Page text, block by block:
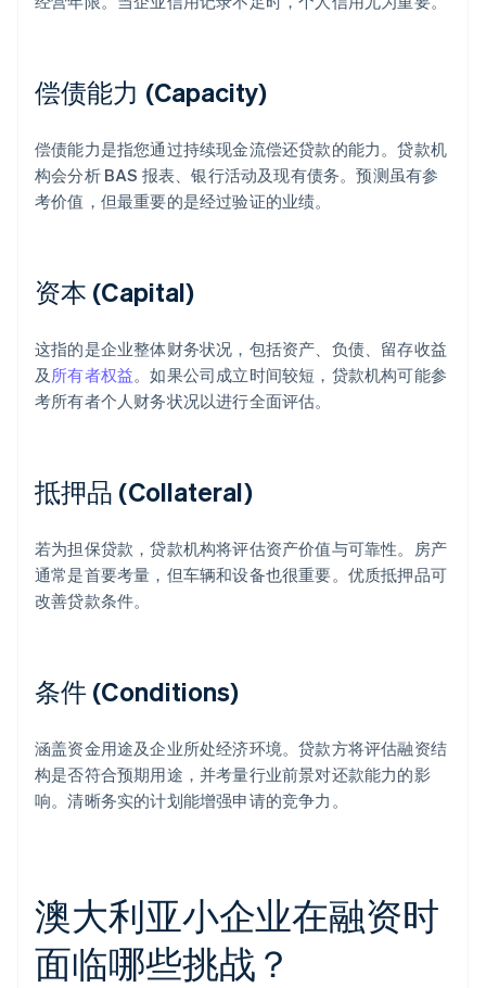
偿债能力 (Capacity)
偿债能力是指您通过持续现金流偿还贷款的能力。贷款机
构会分析 BAS 报表、银行活动及现有债务。预测虽有参
考价值，但最重要的是经过验证的业绩。
资本 (Capital)
这指的是企业整体财务状况，包括资产、负债、留存收益
及 所有者权益。如果公司成立时间较短，贷款机构可能参
考所有者个人财务状况以进行全面评估。
抵押品 (Collateral)
若为担保贷款，贷款机构将评估资产价值与可靠性。房产
通常是首要考量，但车辆和设备也很重要。优质抵押品可
改善贷款条件。
条件 (Conditions)
涵盖资金用途及企业所处经济环境。贷款方将评估融资结
构是否符合预期用途，并考量行业前景对还款能力的影
响。清晰务实的计划能增强申请的竞争力。
澳大利亚小企业在融资时
面临哪些挑战？